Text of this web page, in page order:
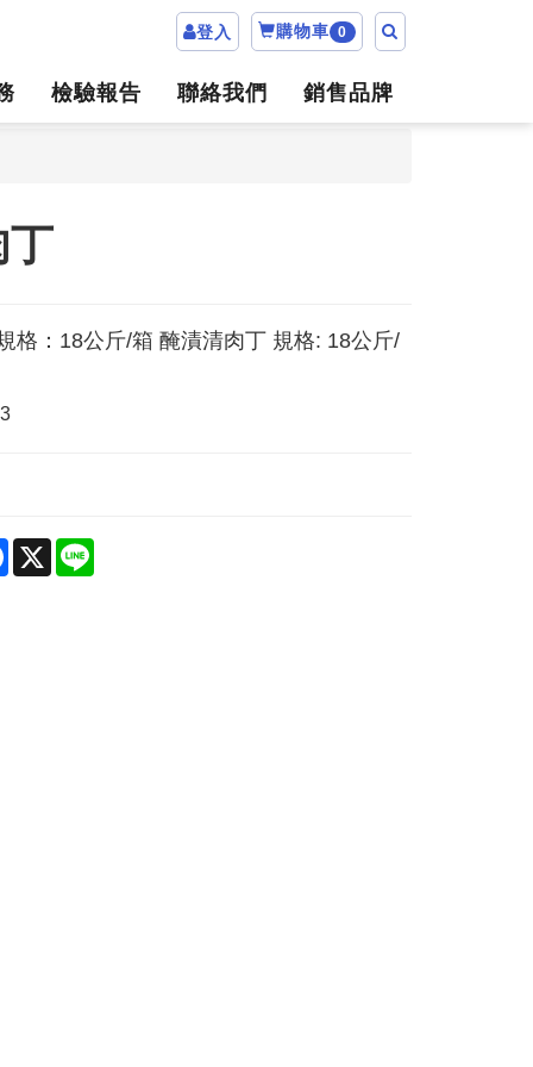
登入 購物車 0
檢驗報告 聯絡我們 銷售品牌
丁
格：18公斤/箱 醃漬清肉丁 規格: 18公斤/
Facebook
X